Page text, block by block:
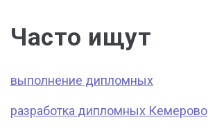
Часто ищут
выполнение дипломных
разработка дипломных Кемерово